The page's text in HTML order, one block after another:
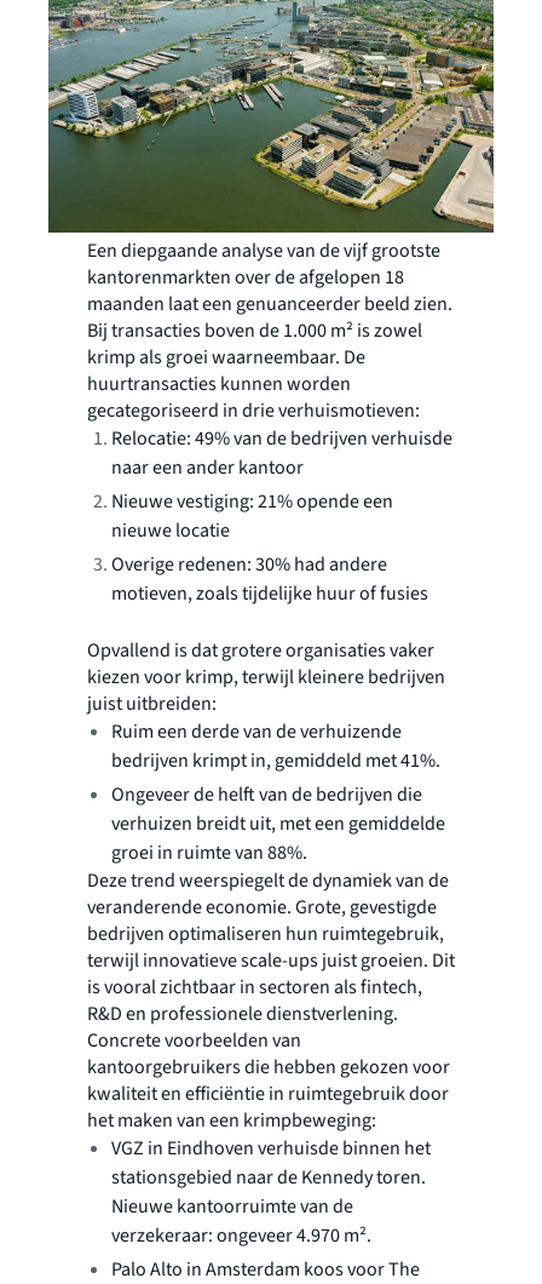
Een diepgaande analyse van de vijf grootste
kantorenmarkten over de afgelopen 18
maanden laat een genuanceerder beeld zien.
Bij transacties boven de 1.000 m² is zowel
krimp als groei waarneembaar. De
huurtransacties kunnen worden
gecategoriseerd in drie verhuismotieven:
Relocatie: 49% van de bedrijven verhuisde
naar een ander kantoor
Nieuwe vestiging: 21% opende een
nieuwe locatie
Overige redenen: 30% had andere
motieven, zoals tijdelijke huur of fusies
Opvallend is dat grotere organisaties vaker
kiezen voor krimp, terwijl kleinere bedrijven
juist uitbreiden:
Ruim een derde van de verhuizende
bedrijven krimpt in, gemiddeld met 41%.
Ongeveer de helft van de bedrijven die
verhuizen breidt uit, met een gemiddelde
groei in ruimte van 88%.
Deze trend weerspiegelt de dynamiek van de
veranderende economie. Grote, gevestigde
bedrijven optimaliseren hun ruimtegebruik,
terwijl innovatieve scale-ups juist groeien. Dit
is vooral zichtbaar in sectoren als fintech,
R&D en professionele dienstverlening.
Concrete voorbeelden van
kantoorgebruikers die hebben gekozen voor
kwaliteit en efficiëntie in ruimtegebruik door
het maken van een krimpbeweging:
VGZ in Eindhoven verhuisde binnen het
stationsgebied naar de Kennedy toren.
Nieuwe kantoorruimte van de
verzekeraar: ongeveer 4.970 m².
Palo Alto in Amsterdam koos voor The